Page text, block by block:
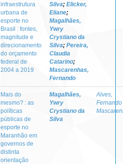
infraestrutura
urbana de
esporte no
Brasil : fontes,
magnitude e
direcionamento
do orçamento
federal de
2004 a 2019
Silva; Elicker,
Eliane;
Magalhães,
Ywry
Crystiano da
Silva; Pereira,
Claudia
Catarino;
Mascarenhas,
Fernando
Mais do
mesmo? : as
políticas
públicas de
esporte no
Maranhão em
governos de
distinta
orientação
Magalhães,
Ywry
Crystiano da
Silva
Alves,
Fernando